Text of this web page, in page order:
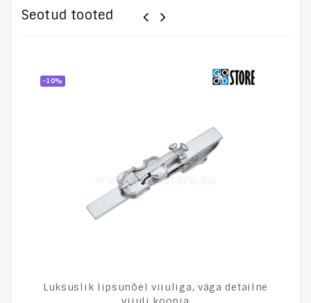
Seotud tooted
-10%
Luksuslik lipsunõel viiuliga, väga detailne